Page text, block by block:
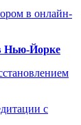
в онлайн-
Нью-Йорке
с